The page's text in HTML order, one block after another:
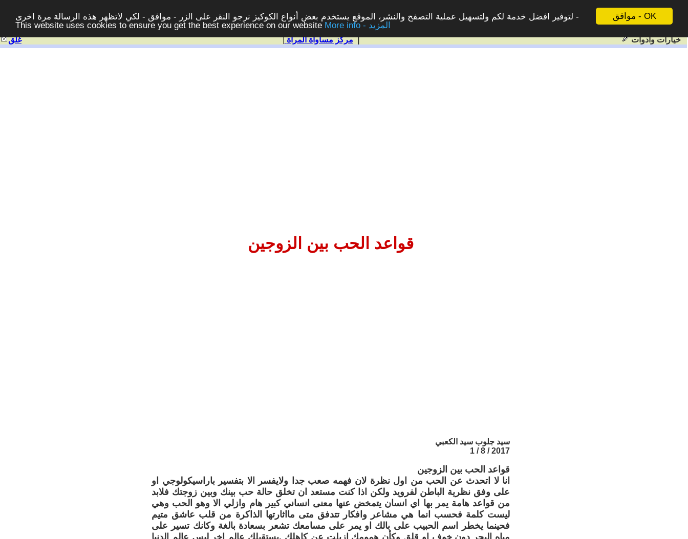
موافق - OK
لتوفير افضل خدمة لكم ولتسهيل عملية التصفح والنشر، الموقع يستخدم بعض أنواع الكوكيز نرجو النقر على الزر - موافق - لكي لاتظهر هذه الرسالة مرة اخرى -
This website uses cookies to ensure you get the best experience on our website
More info - المزيد
غلق | مركز مساواة المرأة| خيارات وادوات
قواعد الحب بين الزوجين
سيد جلوب سيد الكعبي
2017 / 8 / 1
قواعد الحب بين الزوجين
انا لا اتحدث عن الحب من اول نظرة لان فهمه صعب جدا ولايفسر الا بتفسير باراسيكولوجي او
على وفق نظرية الباطن لفرويد ولكن اذا كنت مستعد ان تخلق حالة حب بينك وبين زوجتك فلابد
من قواعد هامة يمر بها اي انسان يتمخض عنها معنى انساني كبير هام وازلي الا وهو الحب وهي
ليست كلمة فحسب انما هي مشاعر وافكار تتدفق متى مااثارتها الذاكرة من قلب عاشق متيم
فحينما يخطر اسم الحبيب على بالك او يمر على مسامعك تشعر بسعادة بالغة وكانك تسير على